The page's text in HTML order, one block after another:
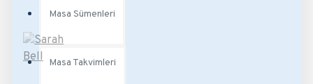
Masa Sümenleri
Masa Takvimleri